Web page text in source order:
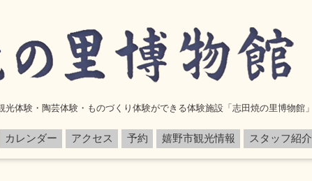
体験・陶芸体験・ものづくり体験ができる体験施設「志田焼の里博物館」
カレンダー アクセス 予約 嬉野市観光情報 スタッフ紹介